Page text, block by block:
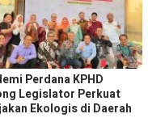
Perdana KPHD
Legislator Perkuat
Ekologis di Daerah